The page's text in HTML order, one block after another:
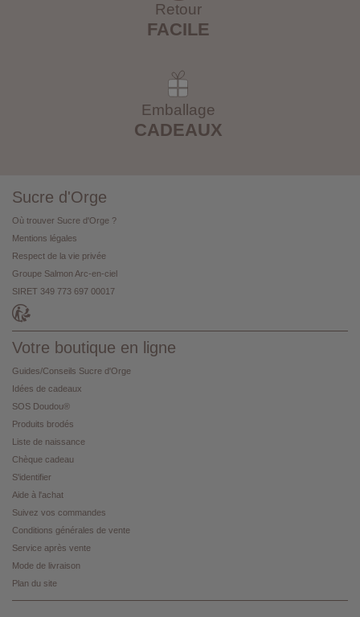
Retour
FACILE
Emballage
CADEAUX
Sucre d'Orge
Où trouver Sucre d'Orge ?
Mentions légales
Respect de la vie privée
Groupe Salmon Arc-en-ciel
SIRET 349 773 697 00017
Votre boutique en ligne
Guides/Conseils Sucre d'Orge
Idées de cadeaux
SOS Doudou®
Produits brodés
Liste de naissance
Chèque cadeau
S'identifier
Aide à l'achat
Suivez vos commandes
Conditions générales de vente
Service après vente
Mode de livraison
Plan du site